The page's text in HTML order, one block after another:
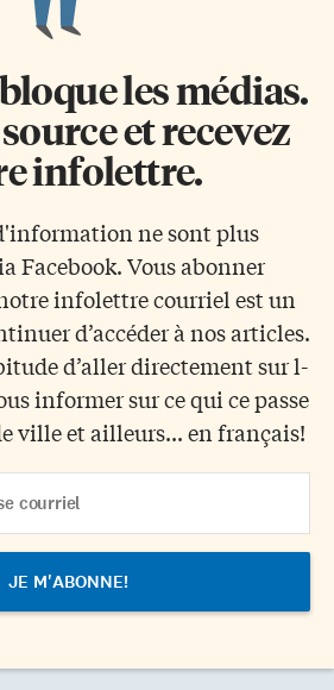
les médias.
et recevez
infolettre.
ne sont plus
Facebook. Vous abonner
infolettre courriel est un
d’accéder à nos articles.
d’aller directement sur l-
informer sur ce qui ce passe
ville et ailleurs... en français!